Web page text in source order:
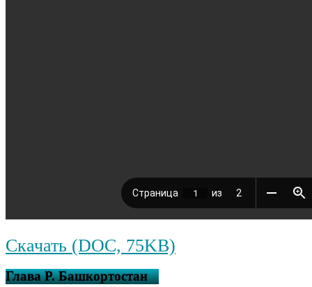
Скачать (DOC, 75KB)
Глава Р. Башкортостан